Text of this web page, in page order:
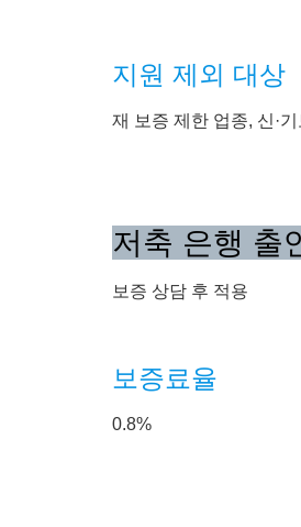
지원 제외 대상
재 보증 제한 업종, 신·
저축 은행 출
보증 상담 후 적용
보증료율
0.8%